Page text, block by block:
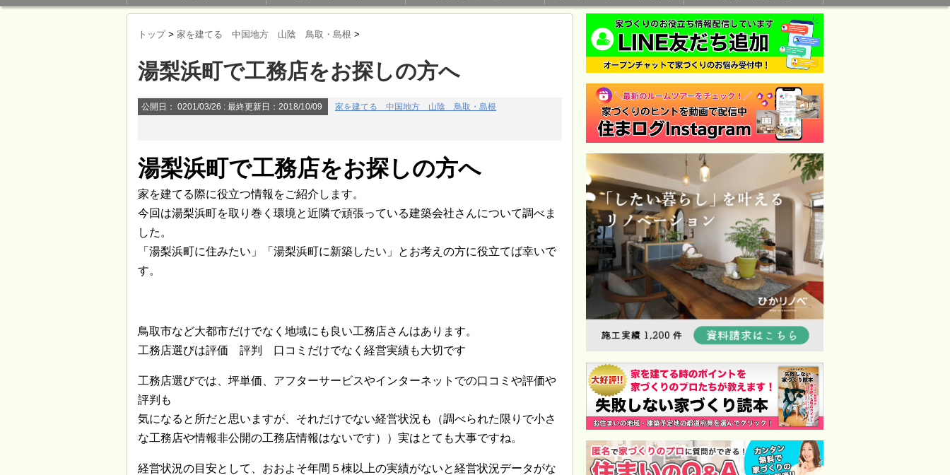
トップ > 家を建てる 中国地方 山陰 鳥取・島根 >
湯梨浜町で工務店をお探しの方へ
公開日： 0201/03/26 : 最終更新日：2018/10/09 家を建てる 中国地方 山陰 鳥取・島根
湯梨浜町で工務店をお探しの方へ
家を建てる際に役立つ情報をご紹介します。
今回は湯梨浜町を取り巻く環境と近隣で頑張っている建築会社さんについて調べま
した。
「湯梨浜町に住みたい」「湯梨浜町に新築したい」とお考えの方に役立てば幸いで
す。
鳥取市など大都市だけでなく地域にも良い工務店さんはあります。
工務店選びは評価 評判 口コミだけでなく経営実績も大切です
工務店選びでは、坪単価、アフターサービスやインターネットでの口コミや評価や
評判も
気になると所だと思いますが、それだけでない経営状況も（調べられた限りで小さ
な工務店や情報非公開の工務店情報はないです））実はとても大事ですね。
経営状況の目安として、おおよそ年間５棟以上の実績がないと経営状況データがな